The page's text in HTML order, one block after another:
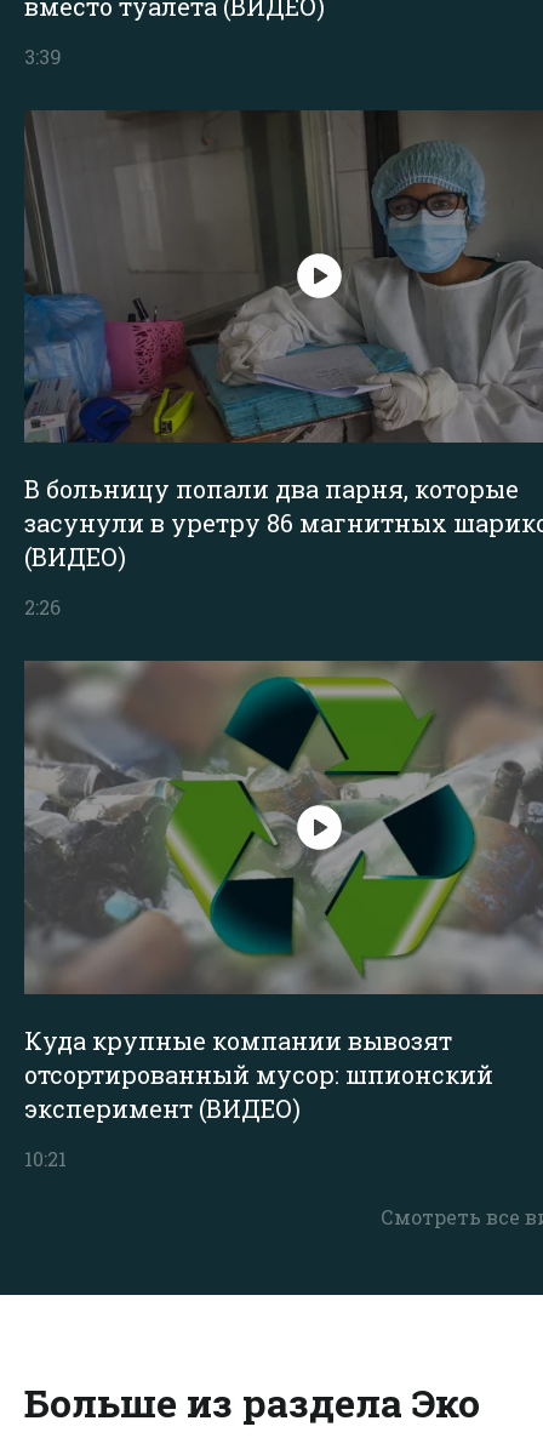
Смотреть все
3:39
В больницу попали два парня, которые
засунули в уретру 86 магнитных
(ВИДЕО)
2:26
Куда крупные компании вывозят
отсортированный мусор: шпионский
эксперимент (ВИДЕО)
10:21
Больше из раздела Эко